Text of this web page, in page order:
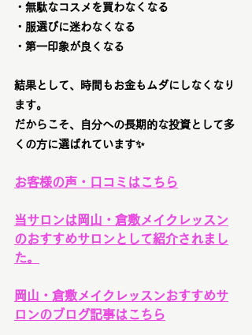
・無駄なコスメを買わなくなる
・服選びに迷わなくなる
・第一印象が良くなる
結果として、時間もお金もムダにしなくなり
ます。
だからこそ、
自分への長期的な投資 として多
くの方に選ばれています✨
お客様の声・口コミはこちら
当サロンは岡山・倉敷メイクレッスン
のおすすめサロンとして紹介されまし
た。
岡山・倉敷メイクレッスンおすすめサ
ロンのブログ記事はこちら